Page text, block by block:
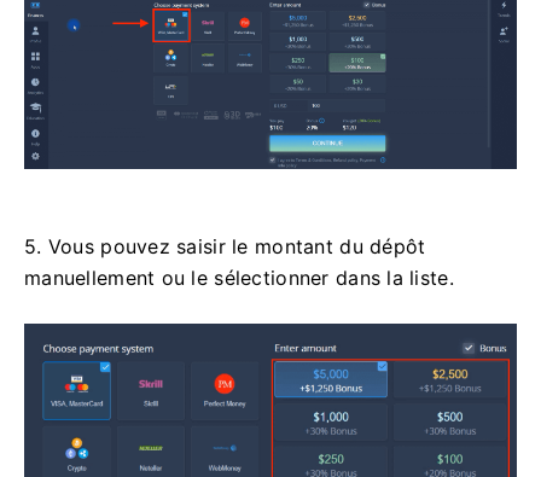
5. Vous pouvez saisir le montant du dépôt
manuellement ou le sélectionner dans la liste.